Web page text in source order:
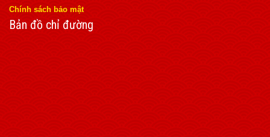
Chính sách bảo mật
Bản đồ chỉ đường